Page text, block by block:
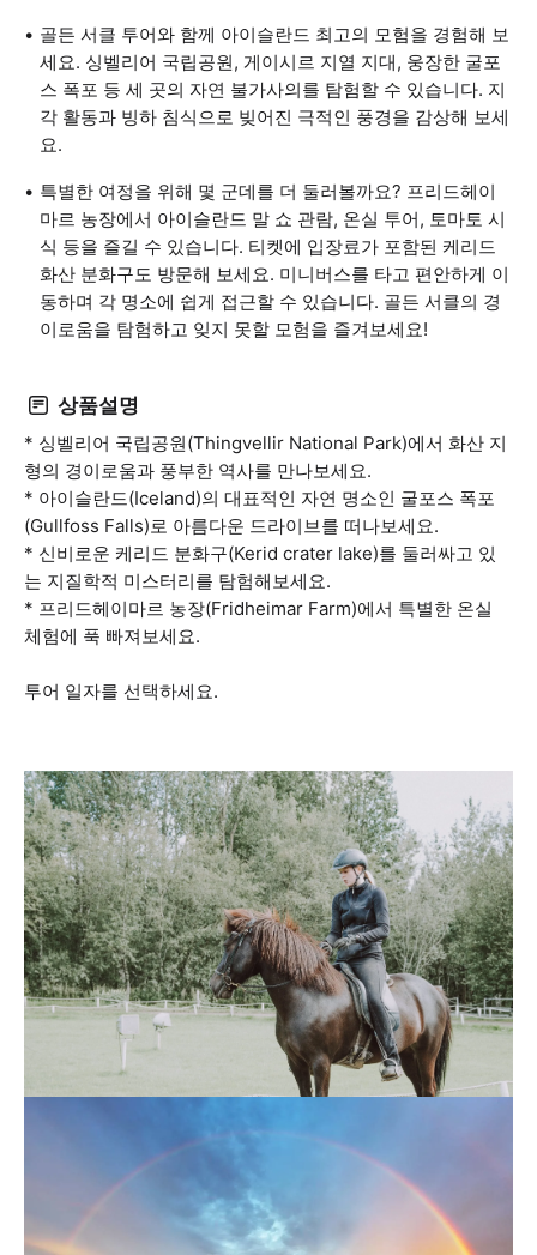
골든 서클 투어와 함께 아이슬란드 최고의 모험을 경험해 보
세요. 싱벨리어 국립공원, 게이시르 지열 지대, 웅장한 굴포
스 폭포 등 세 곳의 자연 불가사의를 탐험할 수 있습니다. 지
각 활동과 빙하 침식으로 빚어진 극적인 풍경을 감상해 보세
요.
특별한 여정을 위해 몇 군데를 더 둘러볼까요? 프리드헤이
마르 농장에서 아이슬란드 말 쇼 관람, 온실 투어, 토마토 시
식 등을 즐길 수 있습니다. 티켓에 입장료가 포함된 케리드
화산 분화구도 방문해 보세요. 미니버스를 타고 편안하게 이
동하며 각 명소에 쉽게 접근할 수 있습니다. 골든 서클의 경
이로움을 탐험하고 잊지 못할 모험을 즐겨보세요!
상품설명
* 싱벨리어 국립공원(Thingvellir National Park)에서 화산 지
형의 경이로움과 풍부한 역사를 만나보세요.
* 아이슬란드(Iceland)의 대표적인 자연 명소인 굴포스 폭포
(Gullfoss Falls)로 아름다운 드라이브를 떠나보세요.
* 신비로운 케리드 분화구(Kerid crater lake)를 둘러싸고 있
는 지질학적 미스터리를 탐험해보세요.
* 프리드헤이마르 농장(Fridheimar Farm)에서 특별한 온실
체험에 푹 빠져보세요.
투어 일자를 선택하세요.